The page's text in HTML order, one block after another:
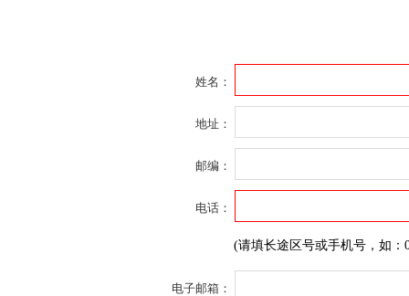
姓名：
地址：
邮编：
电话：
(请填长途区号或手机号，如：
电子邮箱：